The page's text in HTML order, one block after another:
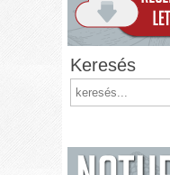
Keresés